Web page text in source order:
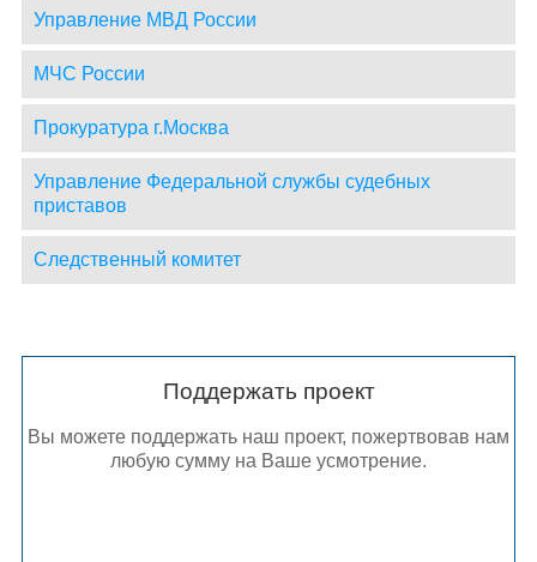
Управление МВД России
МЧС России
Прокуратура г.Москва
Управление Федеральной службы судебных
приставов
Следственный комитет
Поддержать проект
Вы можете поддержать наш проект, пожертвовав нам
любую сумму на Ваше усмотрение.